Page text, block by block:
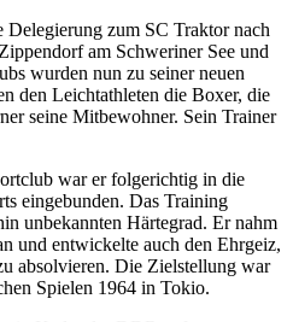
zum SC Traktor nach
am Schweriner See und
wurden nun zu seiner neuen
den Leichtathleten die Boxer, die
seine Mitbewohner. Sein Trainer
war er folgerichtig in die
eingebunden. Das Training
unbekannten Härtegrad. Er nahm
und entwickelte auch den Ehrgeiz,
absolvieren. Die Zielstellung war
Spielen 1964 in Tokio.